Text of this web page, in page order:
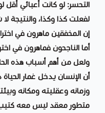
التحسر: لو كانت أعبائي أقل
لفعلت كذا وكذا، والنتيجة
إن المخفقين ماهرون في
أما الناجحون فماهرون في
ولعل من أهم أسباب هذه
أن الإنسان يدخل غمار
وزمانه وعقليته ومكانه
متطور معقد ليس معه كتيب